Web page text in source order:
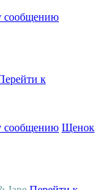
сообщению
к
сообщению Щенок